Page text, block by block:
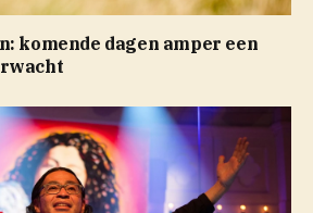
komende dagen amper een